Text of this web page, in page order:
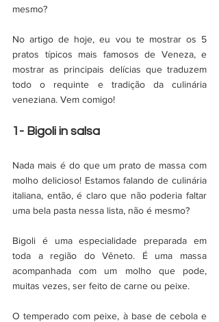
mesmo?
No artigo de hoje, eu vou te mostrar os 5
pratos típicos mais famosos de Veneza, e
mostrar as principais delícias que traduzem
todo o requinte e tradição da culinária
veneziana. Vem comigo!
1- Bigoli in salsa
Nada mais é do que um prato de massa com
molho delicioso! Estamos falando de culinária
italiana, então, é claro que não poderia faltar
uma bela pasta nessa lista, não é mesmo?
Bigoli é uma especialidade preparada em
toda a região do Vêneto. É uma massa
acompanhada com um molho que pode,
muitas vezes, ser feito de carne ou peixe.
O temperado com peixe, à base de cebola e